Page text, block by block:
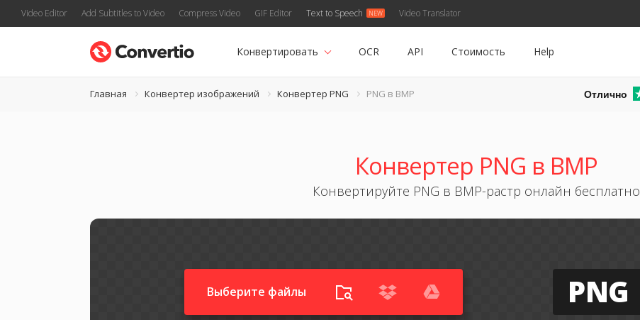
Video Editor Add Subtitles to Video Compress Video GIF Editor Text to Speech Video Translator
Конвертировать OCR API Стоимость Help
Главная Конвертер изображений Конвертер PNG PNG в BMP Отлично
Конвертер PNG в BMP
Конвертируйте PNG в BMP-растр онлайн бесплатно
Выберите файлы PNG